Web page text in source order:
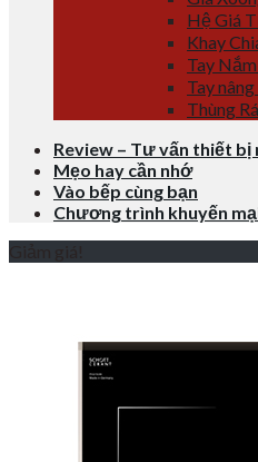
Hệ Giá
Khay
Tay
Tay
Thùng
Review – Tư vấn thiết bị
Mẹo hay cần nhớ
Vào bếp cùng bạn
Chương trình khuyến